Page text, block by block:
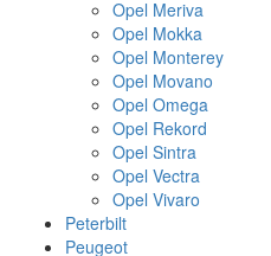
Opel Meriva
Opel Mokka
Opel Monterey
Opel Movano
Opel Omega
Opel Rekord
Opel Sintra
Opel Vectra
Opel Vivaro
Peterbilt
Peugeot